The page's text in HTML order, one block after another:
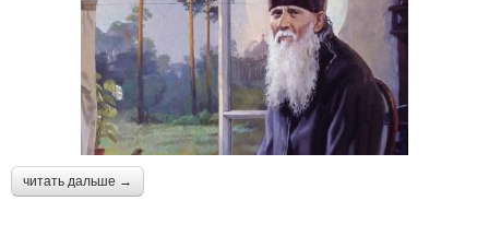
читать дальше →